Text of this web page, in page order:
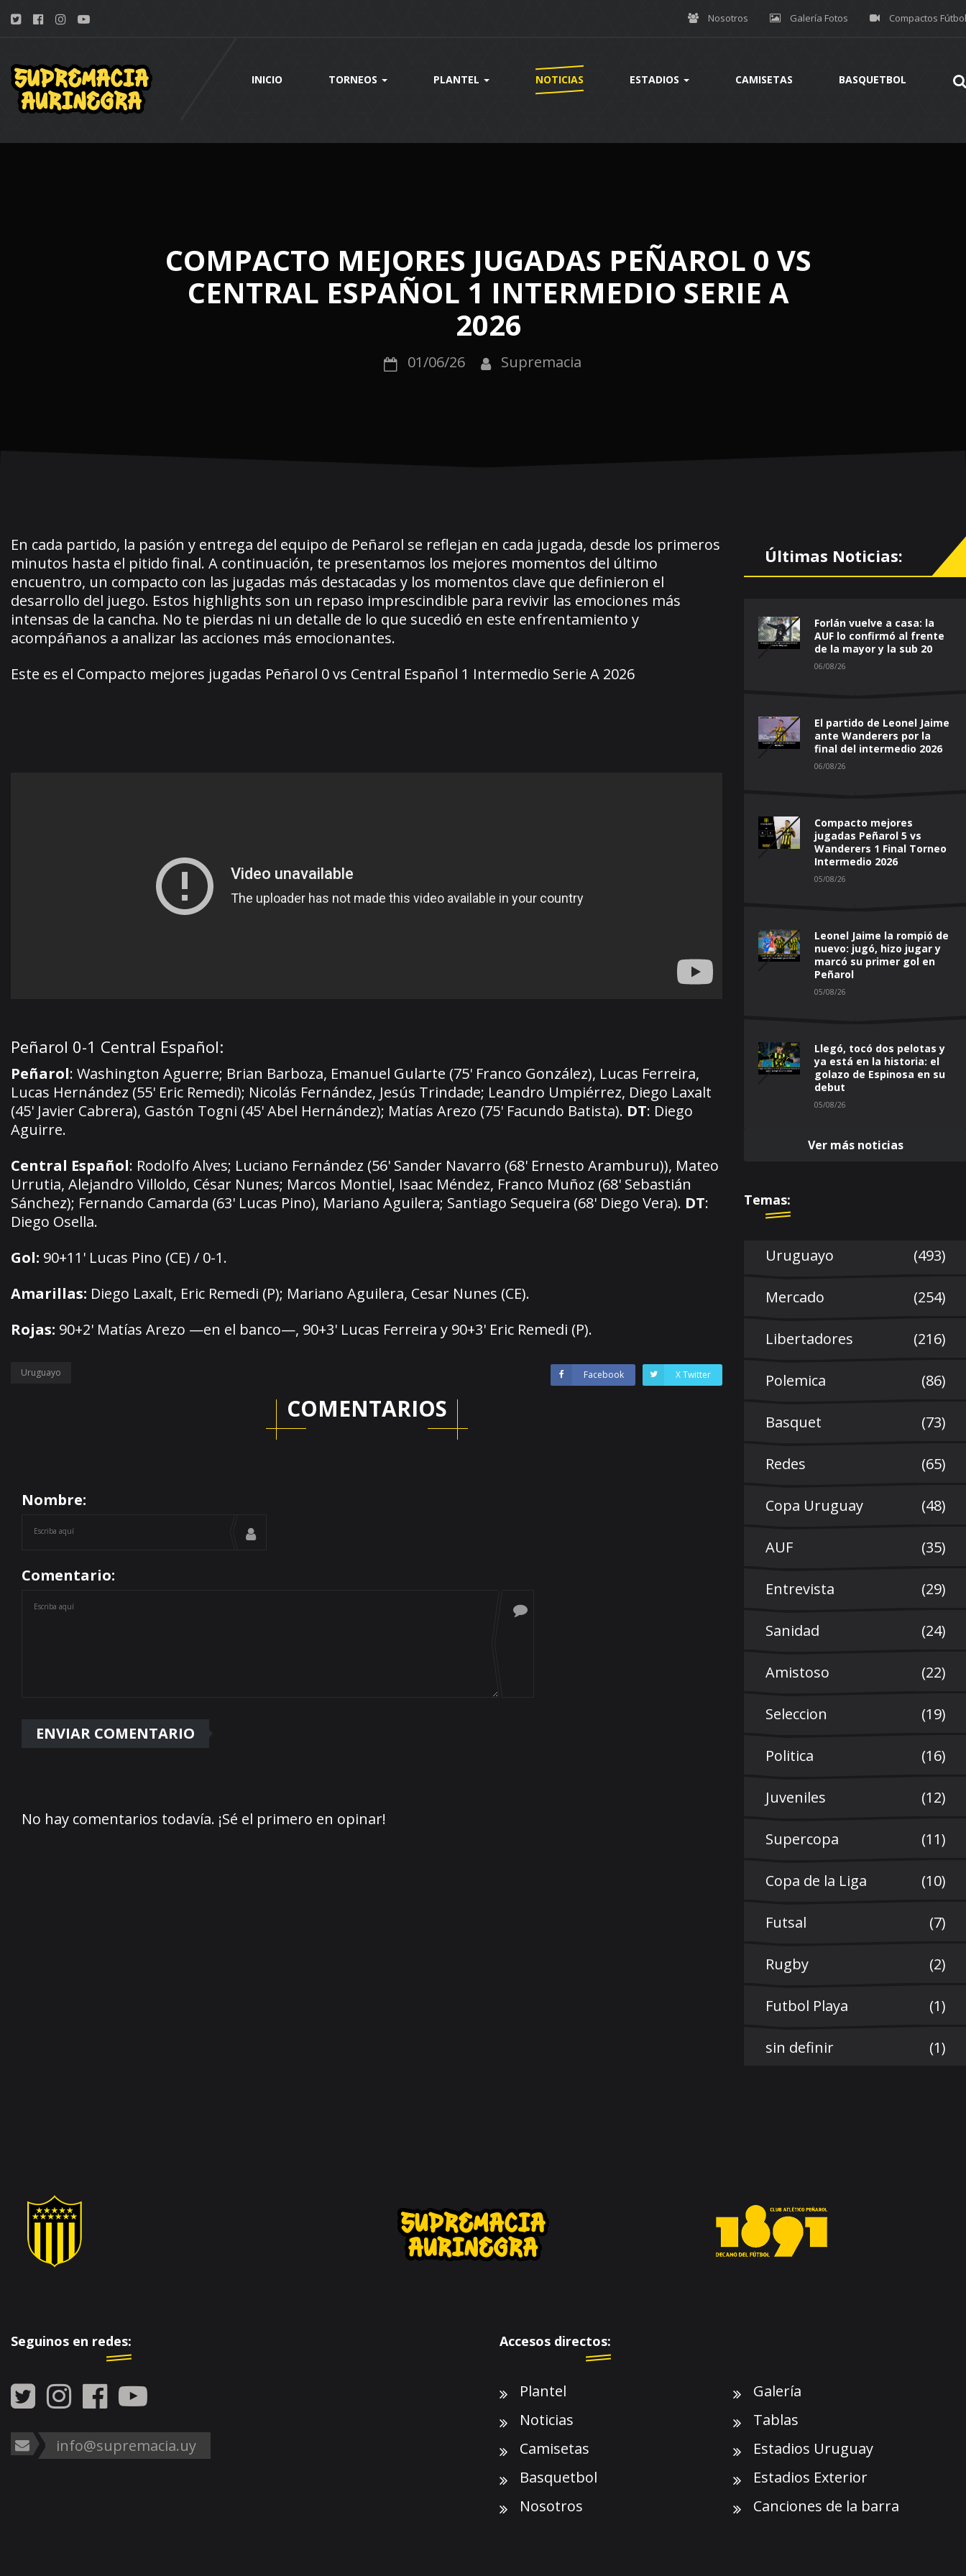
Nosotros Galería Fotos Compactos Fútbol
INICIO TORNEOS PLANTEL NOTICIAS ESTADIOS CAMISETAS BASQUETBOL
COMPACTO MEJORES JUGADAS PEÑAROL 0 VS
CENTRAL ESPAÑOL 1 INTERMEDIO SERIE A
2026
01/06/26 Supremacia
En cada partido, la pasión y entrega del equipo de Peñarol se reflejan en cada jugada, desde los primeros
minutos hasta el pitido final. A continuación, te presentamos los mejores momentos del último
encuentro, un compacto con las jugadas más destacadas y los momentos clave que definieron el
desarrollo del juego. Estos highlights son un repaso imprescindible para revivir las emociones más
intensas de la cancha. No te pierdas ni un detalle de lo que sucedió en este enfrentamiento y
acompáñanos a analizar las acciones más emocionantes.
Este es el Compacto mejores jugadas Peñarol 0 vs Central Español 1 Intermedio Serie A 2026
Peñarol 0-1 Central Español:
Peñarol: Washington Aguerre; Brian Barboza, Emanuel Gularte (75' Franco González), Lucas Ferreira,
Lucas Hernández (55' Eric Remedi); Nicolás Fernández, Jesús Trindade; Leandro Umpiérrez, Diego Laxalt
(45' Javier Cabrera), Gastón Togni (45' Abel Hernández); Matías Arezo (75' Facundo Batista). DT: Diego
Aguirre.
Central Español: Rodolfo Alves; Luciano Fernández (56' Sander Navarro (68' Ernesto Aramburu)), Mateo
Urrutia, Alejandro Villoldo, César Nunes; Marcos Montiel, Isaac Méndez, Franco Muñoz (68' Sebastián
Sánchez); Fernando Camarda (63' Lucas Pino), Mariano Aguilera; Santiago Sequeira (68' Diego Vera). DT:
Diego Osella.
Gol: 90+11' Lucas Pino (CE) / 0-1.
Amarillas: Diego Laxalt, Eric Remedi (P); Mariano Aguilera, Cesar Nunes (CE).
Rojas: 90+2' Matías Arezo —en el banco—, 90+3' Lucas Ferreira y 90+3' Eric Remedi (P).
Uruguayo Facebook X Twitter
COMENTARIOS
Nombre:
Comentario:
No hay comentarios todavía. ¡Sé el primero en opinar!
Últimas Noticias:
Forlán vuelve a casa: la
AUF lo confirmó al frente
de la mayor y la sub 20
06/08/26
El partido de Leonel Jaime
ante Wanderers por la
final del intermedio 2026
06/08/26
Compacto mejores
jugadas Peñarol 5 vs
Wanderers 1 Final Torneo
Intermedio 2026
05/08/26
Leonel Jaime la rompió de
nuevo: jugó, hizo jugar y
marcó su primer gol en
Peñarol
05/08/26
Llegó, tocó dos pelotas y
ya está en la historia: el
golazo de Espinosa en su
debut
05/08/26
Ver más noticias
Temas:
Uruguayo (493)
Mercado (254)
Libertadores (216)
Polemica (86)
Basquet (73)
Redes (65)
Copa Uruguay (48)
AUF (35)
Entrevista (29)
Sanidad (24)
Amistoso (22)
Seleccion (19)
Politica (16)
Juveniles (12)
Supercopa (11)
Copa de la Liga (10)
Futsal (7)
Rugby (2)
Futbol Playa (1)
sin definir (1)
Seguinos en redes:
info@supremacia.uy
Accesos directos:
Plantel
Galería
Noticias
Tablas
Camisetas
Estadios Uruguay
Basquetbol
Estadios Exterior
Nosotros
Canciones de la barra